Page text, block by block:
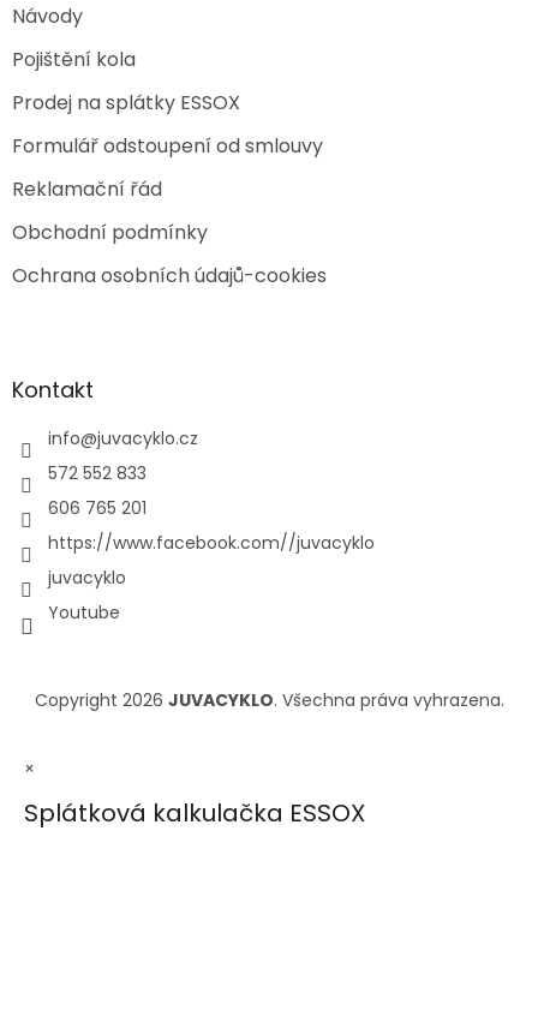
Návody
Pojištění kola
Prodej na splátky ESSOX
Formulář odstoupení od smlouvy
Reklamační řád
Obchodní podmínky
Ochrana osobních údajů-cookies
Kontakt
info@juvacyklo.cz
572 552 833
606 765 201
https://www.facebook.com//juvacyklo
juvacyklo
Youtube
Copyright 2026 JUVACYKLO. Všechna práva vyhrazena.
×
Splátková kalkulačka ESSOX